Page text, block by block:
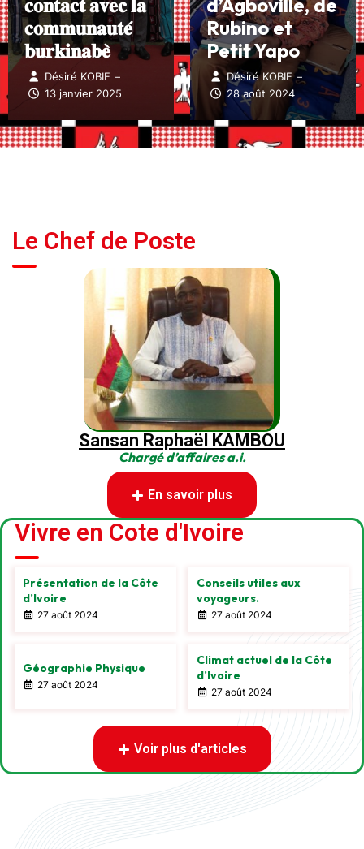
𝐜𝐨𝐧𝐭𝐚𝐜𝐭 𝐚𝐯𝐞𝐜 𝐥𝐚
𝐜𝐨𝐦𝐦𝐮𝐧𝐚𝐮𝐭𝐞́
𝐛𝐮𝐫𝐤𝐢𝐧𝐚𝐛𝐞̀
Désiré KOBIE –
13 janvier 2025
d’Agboville, de
Rubino et
Petit Yapo
Désiré KOBIE –
28 août 2024
Le Chef de Poste
Sansan Raphaël KAMBOU
Chargé d’affaires a.i.
En savoir plus
Vivre en Cote d'Ivoire
Présentation de la Côte
d’Ivoire
27 août 2024
Conseils utiles aux
voyageurs.
27 août 2024
Géographie Physique
27 août 2024
Climat actuel de la Côte
d’Ivoire
27 août 2024
Voir plus d'articles